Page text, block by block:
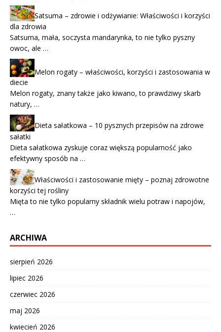
Satsuma – zdrowie i odżywianie: Właściwości i korzyści
dla zdrowia
Satsuma, mała, soczysta mandarynka, to nie tylko pyszny
owoc, ale …
Melon rogaty – właściwości, korzyści i zastosowania w
diecie
Melon rogaty, znany także jako kiwano, to prawdziwy skarb
natury, …
Dieta sałatkowa – 10 pysznych przepisów na zdrowe
sałatki
Dieta sałatkowa zyskuje coraz większą popularność jako
efektywny sposób na …
Właściwości i zastosowanie mięty – poznaj zdrowotne
korzyści tej rośliny
Mięta to nie tylko popularny składnik wielu potraw i napojów,
…
ARCHIWA
sierpień 2026
lipiec 2026
czerwiec 2026
maj 2026
kwiecień 2026